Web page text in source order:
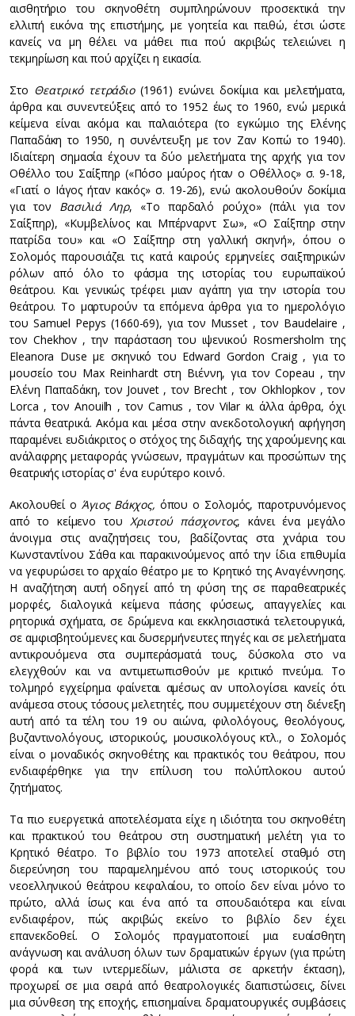
αισθητήριο του σκηνοθέτη συμπληρώνουν προσεκτικά την
ελλιπή εικόνα της επιστήμης, με γοητεία και πειθώ, έτσι ώστε
κανείς να μη θέλει να μάθει πια πού ακριβώς τελειώνει η
τεκμηρίωση και πού αρχίζει η εικασία.
Στο Θεατρικό τετράδιο(1961) ενώνει δοκίμια και μελετήματα,
άρθρα και συνεντεύξεις από το 1952 έως το 1960, ενώ μερικά
κείμενα είναι ακόμα και παλαιότερα (το εγκώμιο της Ελένης
Παπαδάκη το 1950, η συνέντευξη με τον Ζαν Κοπώ το 1940).
Ιδιαίτερη σημασία έχουν τα δύο μελετήματα της αρχής για τον
Οθέλλο του Σαίξπηρ («Πόσο μαύρος ήταν ο Οθέλλος» σ. 9-18,
«Γιατί ο Ιάγος ήταν κακός» σ. 19-26), ενώ ακολουθούν δοκίμια
για τον Βασιλιά Ληρ, «Το παρδαλό ρούχο» (πάλι για τον
Σαίξπηρ), «Κυμβελίνος και Μπέρναρντ Σω», «Ο Σαίξπηρ στην
πατρίδα του» και «Ο Σαίξπηρ στη γαλλική σκηνή», όπου ο
Σολομός παρουσιάζει τις κατά καιρούς ερμηνείες σαιξπηρικών
ρόλων από όλο το φάσμα της ιστορίας του ευρωπαϊκού
θεάτρου. Και γενικώς τρέφει μιαν αγάπη για την ιστορία του
θεάτρου. Tο μαρτυρούν τα επόμενα άρθρα για το ημερολόγιο
του Samuel Pepys (1660-69), για τον Musset , τον Baudelaire ,
τον Chekhov , την παράσταση του ιψενικού Rosmersholm της
Eleanora Duse με σκηνικό του Edward Gordon Craig , για το
μουσείο του Max Reinhardt στη Βιέννη, για τον Copeau , την
Ελένη Παπαδάκη, τον Jouvet , τον Brecht , τον Okhlopkov , τον
Lorca , τον Anouilh , τον Camus , τον Vilar κι άλλα άρθρα, όχι
πάντα θεατρικά. Ακόμα και μέσα στην ανεκδοτολογική αφήγηση
παραμένει ευδιάκριτος ο στόχος της διδαχής, της χαρούμενης και
ανάλαφρης μεταφοράς γνώσεων, πραγμάτων και προσώπων της
θεατρικής ιστορίας σ' ένα ευρύτερο κοινό.
Ακολουθεί ο Άγιος Βάκχος, όπου ο Σολομός, παροτρυνόμενος
από το κείμενο τουΧριστού πάσχοντος, κάνει ένα μεγάλο
άνοιγμα στις αναζητήσεις του, βαδίζοντας στα χνάρια του
Κωνσταντίνου Σάθα και παρακινούμενος από την ίδια επιθυμία
να γεφυρώσει το αρχαίο θέατρο με το Κρητικό της Αναγέννησης.
H αναζήτηση αυτή οδηγεί από τη φύση της σε παραθεατρικές
μορφές, διαλογικά κείμενα πάσης φύσεως, απαγγελίες και
ρητορικά σχήματα, σε δρώμενα και εκκλησιαστικά τελετουργικά,
σε αμφισβητούμενες και δυσερμήνευτες πηγές και σε μελετήματα
αντικρουόμενα στα συμπεράσματά τους, δύσκολα στο να
ελεγχθούν και να αντιμετωπισθούν με κριτικό πνεύμα. Το
τολμηρό εγχείρημα φαίνεται αμέσως αν υπολογίσει κανείς ότι
ανάμεσα στους τόσους μελετητές, που συμμετέχουν στη διένεξη
αυτή από τα τέλη του 19 ου αιώνα, φιλολόγους, θεολόγους,
βυζαντινολόγους, ιστορικούς, μουσικολόγους κτλ., ο Σολομός
είναι ο μοναδικός σκηνοθέτης και πρακτικός του θεάτρου, που
ενδιαφέρθηκε για την επίλυση του πολύπλοκου αυτού
ζητήματος.
Τα πιο ευεργετικά αποτελέσματα είχε η ιδιότητα του σκηνοθέτη
και πρακτικού του θεάτρου στη συστηματική μελέτη για το
Κρητικό θέατρο. Το βιβλίο του 1973 αποτελεί σταθμό στη
διερεύνηση του παραμελημένου από τους ιστορικούς του
νεοελληνικού θεάτρου κεφαλαίου, το οποίο δεν είναι μόνο το
πρώτο, αλλά ίσως και ένα από τα σπουδαιότερα και είναι
ενδιαφέρον, πώς ακριβώς εκείνο το βιβλίο δεν έχει
επανεκδοθεί. Ο Σολομός πραγματοποιεί μια ευαίσθητη
ανάγνωση και ανάλυση όλων των δραματικών έργων (για πρώτη
φορά και των ιντερμεδίων, μάλιστα σε αρκετήν έκταση),
προχωρεί σε μια σειρά από θεατρολογικές διαπιστώσεις, δίνει
μια σύνθεση της εποχής, επισημαίνει δραματουργικές συμβάσεις